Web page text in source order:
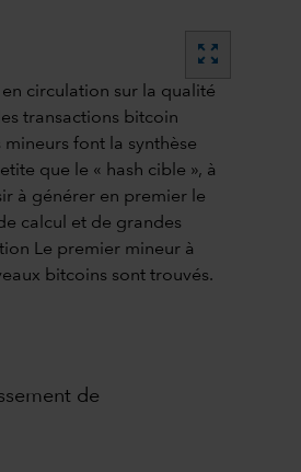
zoom_out_map
de